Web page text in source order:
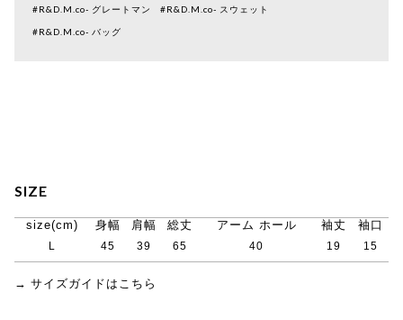
#R&D.M.co- グレートマン #R&D.M.co- スウェット
#R&D.M.co- バッグ
SIZE
size(cm) 身幅 肩幅 総丈 アーム ホール 袖丈 袖口
L 45 39 65 40 19 15
→ サイズガイドはこちら